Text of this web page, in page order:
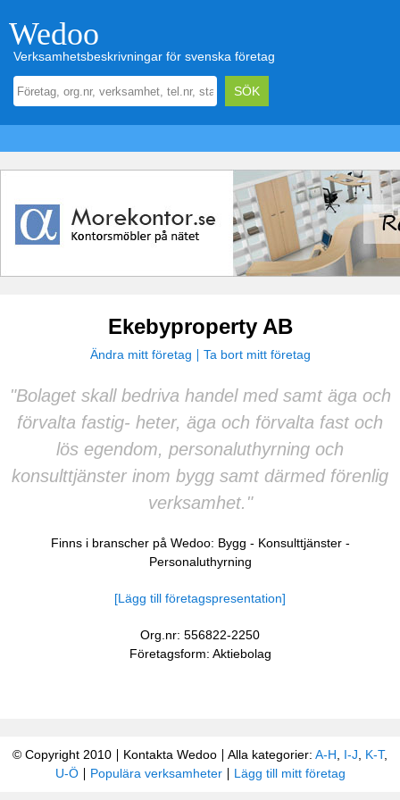
Wedoo
Verksamhetsbeskrivningar för svenska företag
Ekebyproperty AB
Ändra mitt företag Ta bort mitt företag
"Bolaget skall bedriva handel med samt äga och
förvalta fastig- heter, äga och förvalta fast och
lös egendom, personaluthyrning och
konsulttjänster inom bygg samt därmed förenlig
verksamhet."
Finns i branscher på Wedoo: Bygg - Konsulttjänster-
Personaluthyrning
[Lägg till företagspresentation]
Org.nr: 556822-2250
Företagsform: Aktiebolag
© Copyright 2010 Kontakta Wedoo Alla kategorier: A-H I-J K-T,
U-Ö
Populära verksamheter Lägg till mitt företag